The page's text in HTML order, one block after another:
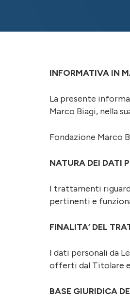
INFORMATIVA IN
La presente
Marco Biagi, nella
Fondazione Marco
NATURA DEI DATI
I trattamenti
pertinenti e
FINALITA’ DEL
I dati personali da
offerti dal Titolare
BASE GIURIDICA